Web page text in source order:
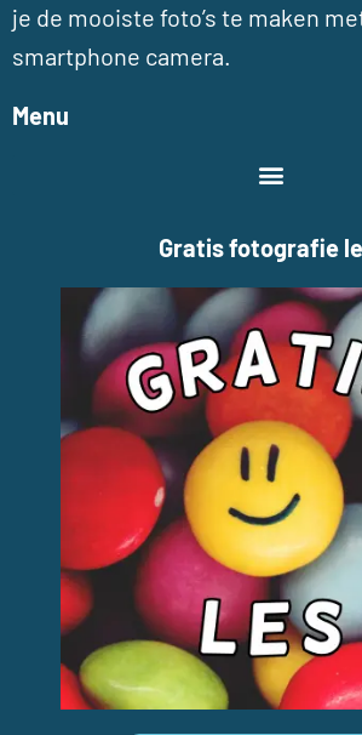
je de mooiste foto’s te maken
smartphone camera.
Menu
Gratis fotografie